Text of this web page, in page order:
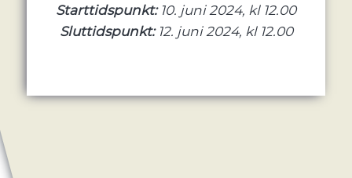
Starttidspunkt: 10. juni 2024, kl 12.00
Sluttidspunkt: 12. juni 2024, kl 12.00